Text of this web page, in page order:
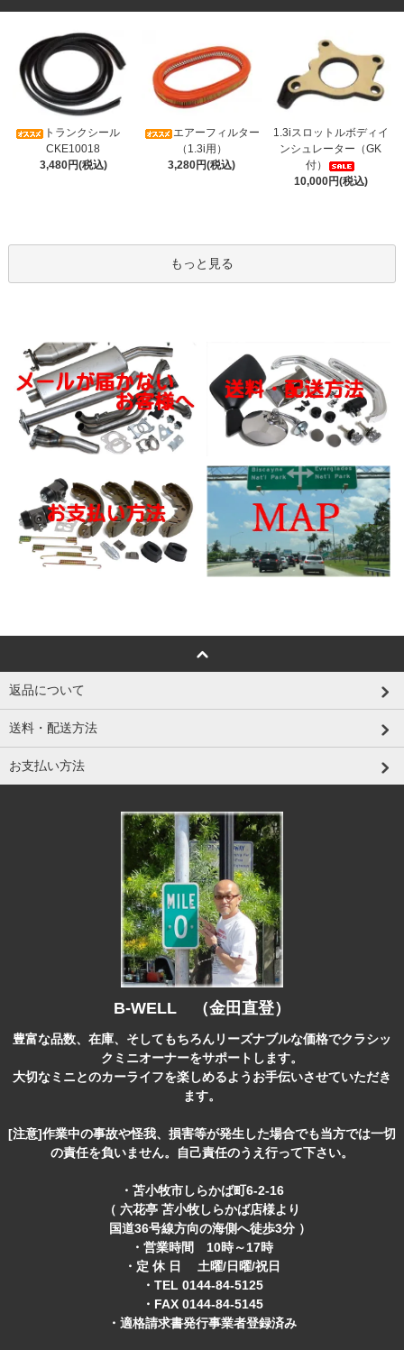
トランクシール
CKE10018
3,480円(税込)
エアーフィルター
（1.3i用）
3,280円(税込)
1.3iスロットルボディイ
ンシュレーター（GK
付）
10,000円(税込)
もっと見る
返品について
送料・配送方法
お支払い方法
B-WELL （金田直登）
豊富な品数、在庫、そしてもちろんリーズナブルな価格でクラシッ
クミニオーナーをサポートします。
大切なミニとのカーライフを楽しめるようお手伝いさせていただき
ます。
[注意]作業中の事故や怪我、損害等が発生した場合でも当方では一切
の責任を負いません。自己責任のうえ行って下さい。
・苫小牧市しらかば町6-2-16
（ 六花亭 苫小牧しらかば店様より
国道36号線方向の海側へ徒歩3分 ）
・営業時間 10時～17時
・定 休 日 土曜/日曜/祝日
・TEL 0144-84-5125
・FAX 0144-84-5145
・適格請求書発行事業者登録済み